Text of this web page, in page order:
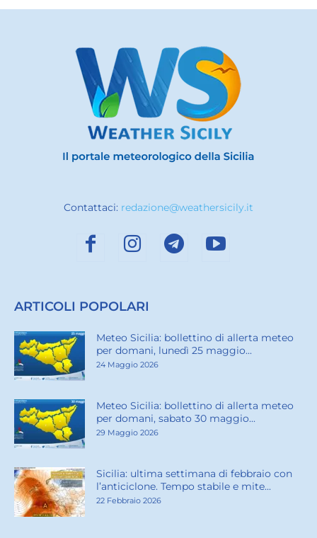
Contattaci: redazione@weathersicily.it
ARTICOLI POPOLARI
Meteo Sicilia: bollettino di allerta meteo
per domani, lunedì 25 maggio...
24 Maggio 2026
Meteo Sicilia: bollettino di allerta meteo
per domani, sabato 30 maggio...
29 Maggio 2026
Sicilia: ultima settimana di febbraio con
l’anticiclone. Tempo stabile e mite...
22 Febbraio 2026